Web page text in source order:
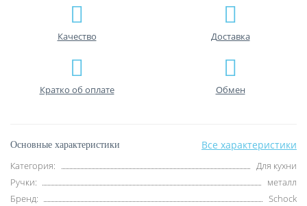
Качество Доставка
Кратко об оплате Обмен
Основные характеристики Все характеристики
Категория:
Для кухни
Ручки:
металл
Бренд:
Schock